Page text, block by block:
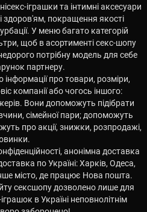
іграшки та інтимні аксесуари
здоров'ям, покращення якості
У меню багато категорій
щоб в асортименті секс-шопу
потрібну модель для себе
партнеру.
про товари, розміри,
компанії або чогось іншого:
Вони допоможуть підібрати
сімейної пари; допоможуть
про акції, знижки, розпродажі,
анонімна доставка
по Україні: Харків, Одеса,
місто, де працює Нова пошта.
сексшопу дозволено лише для
в Україні неповнолітнім